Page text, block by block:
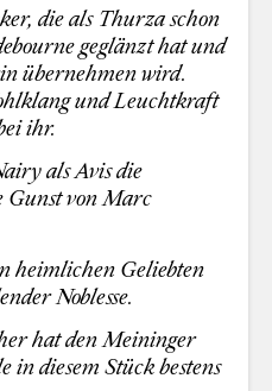
die als Thurza schon
geglänzt hat und
übernehmen wird.
und Leuchtkraft
ihr.
als Avis die
von Marc
heimlichen Geliebten
Noblesse.
hat den Meininger
diesem Stück bestens